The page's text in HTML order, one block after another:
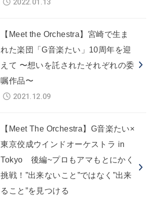
2022.01.13
【Meet the Orchestra】宮崎で生ま
れた楽団「G音楽たい」10周年を迎
えて 〜想いを託されたそれぞれの委
嘱作品〜
2021.12.09
【Meet The Orchestra】G音楽たい×
東京佼成ウインドオーケストラ in
Tokyo 後編~プロもアマもとにかく
挑戦！”出来ないこと”ではなく”出来
ること”を見つける